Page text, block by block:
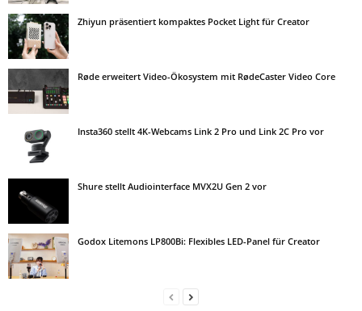
Zhiyun präsentiert kompaktes Pocket Light für Creator
Røde erweitert Video-Ökosystem mit RødeCaster Video Core
Insta360 stellt 4K-Webcams Link 2 Pro und Link 2C Pro vor
Shure stellt Audiointerface MVX2U Gen 2 vor
Godox Litemons LP800Bi: Flexibles LED-Panel für Creator